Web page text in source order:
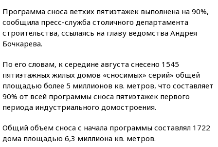
Программа сноса ветхих пятиэтажек выполнена на 90%,
сообщила пресс-служба столичного департамента
строительства, ссылаясь на главу ведомства Андрея
Бочкарева.
По его словам, к середине августа снесено 1545
пятиэтажных жилых домов «сносимых» серий» общей
площадью более 5 миллионов кв. метров, что составляет
90% от всей программы сноса пятиэтажек первого
периода индустриального домостроения.
Общий объем сноса с начала программы составлял 1722
дома площадью 6,3 миллиона кв. метров.